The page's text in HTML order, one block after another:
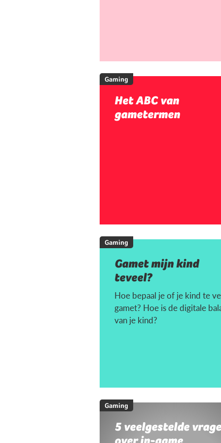
Gaming
Het ABC van
gametermen
Gaming
Gamet mijn kind
teveel?
Hoe bepaal je of je kind te
gamet? Hoe is de digitale
van je kind?
Gaming
5 veelgestelde